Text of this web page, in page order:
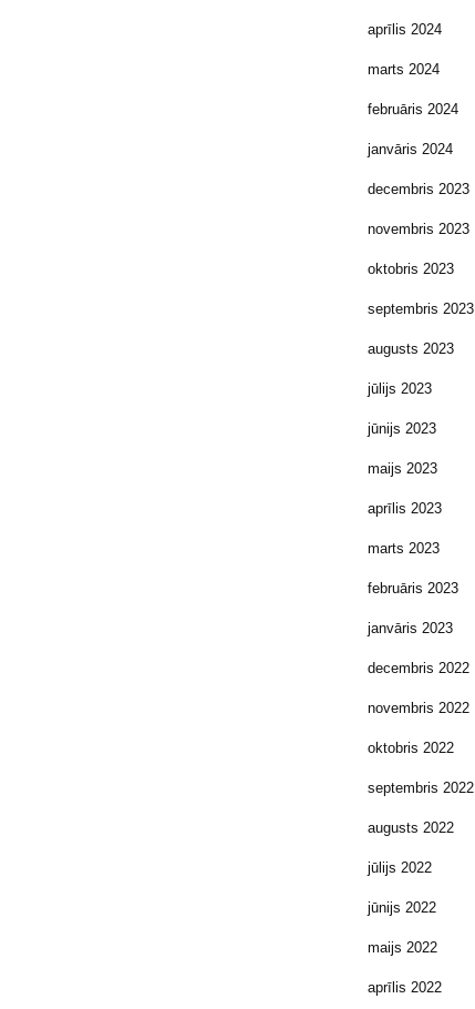
aprīlis 2024
marts 2024
februāris 2024
janvāris 2024
decembris 2023
novembris 2023
oktobris 2023
septembris 2023
augusts 2023
jūlijs 2023
jūnijs 2023
maijs 2023
aprīlis 2023
marts 2023
februāris 2023
janvāris 2023
decembris 2022
novembris 2022
oktobris 2022
septembris 2022
augusts 2022
jūlijs 2022
jūnijs 2022
maijs 2022
aprīlis 2022